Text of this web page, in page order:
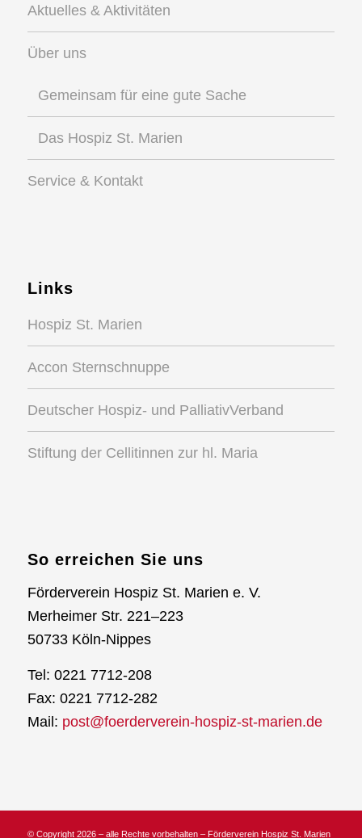
Aktuelles & Aktivitäten
Über uns
Gemeinsam für eine gute Sache
Das Hospiz St. Marien
Service & Kontakt
Links
Hospiz St. Marien
Accon Sternschnuppe
Deutscher Hospiz- und PalliativVerband
Stiftung der Cellitinnen zur hl. Maria
So erreichen Sie uns
Förderverein Hospiz St. Marien e. V.
Merheimer Str. 221–223
50733 Köln-Nippes
Tel: 0221 7712-208
Fax: 0221 7712-282
Mail: post@foerderverein-hospiz-st-marien.de
© Copyright 2026 – alle Rechte vorbehalten – Förderverein Hospiz St. Marien